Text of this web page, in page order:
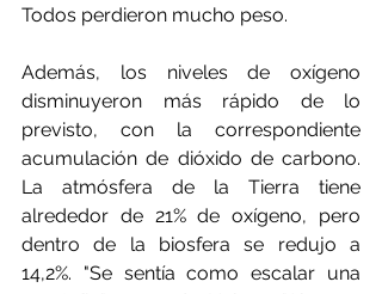
Todos perdieron mucho peso.
Además, los niveles de oxígeno
disminuyeron más rápido de lo
previsto, con la correspondiente
acumulación de dióxido de carbono.
La atmósfera de la Tierra tiene
alrededor de 21% de oxígeno, pero
dentro de la biosfera se redujo a
14,2%. "Se sentía como escalar una